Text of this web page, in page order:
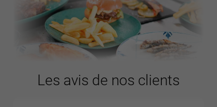
Les avis de nos clients